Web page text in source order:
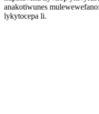
anakotiwunes
lykytocepa li.